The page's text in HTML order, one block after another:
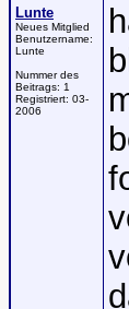
Lunte
Neues Mitglied
Benutzername:
Lunte
Nummer des
Beitrags: 1
Registriert: 03-
2006